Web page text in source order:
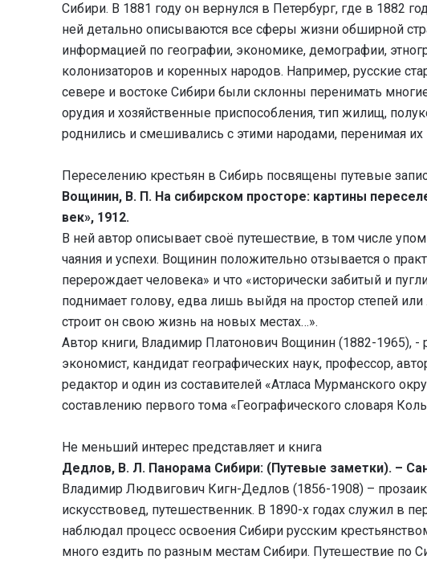
Сибири. В 1881 году он вернулся в Петербург, где в 1882
ней детально описываются все сферы жизни обширной
информацией по географии, экономике, демографии,
колонизаторов и коренных народов. Например, русские
севере и востоке Сибири были склонны перенимать
орудия и хозяйственные приспособления, тип жилищ,
роднились и смешивались с этими народами, перенимая
Переселению крестьян в Сибирь посвящены путевые
Вощинин, В. П. На сибирском просторе: картины
век», 1912.
В ней автор описывает своё путешествие, в том числе
чаяния и успехи. Вощинин положительно отзывается о
перерождает человека» и что «исторически забитый и
поднимает голову, едва лишь выйдя на простор степей
строит он свою жизнь на новых местах…».
Автор книги, Владимир Платонович Вощинин (1882-1965), -
экономист, кандидат географических наук, профессор,
редактор и один из составителей «Атласа Мурманского
составлению первого тома «Географического словаря
Не меньший интерес представляет и книга
Дедлов, В. Л. Панорама Сибири: (Путевые заметки). –
Владимир Людвигович Кигн-Дедлов (1856-1908) –
искусствовед, путешественник. В 1890-х годах служил в
наблюдал процесс освоения Сибири русским
много ездить по разным местам Сибири. Путешествие по